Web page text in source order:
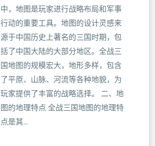
中，地图是玩家进行战略布局和军事
行动的重要工具。地图的设计灵感来
源于中国历史上著名的三国时期，包
括了中国大陆的大部分地区。全战三
国地图的规模宏大，地形多样，包含
了平原、山脉、河流等各种地貌，为
玩家提供了丰富的战略选择。 二、地
图的地理特点 全战三国地图的地理特
点是其...